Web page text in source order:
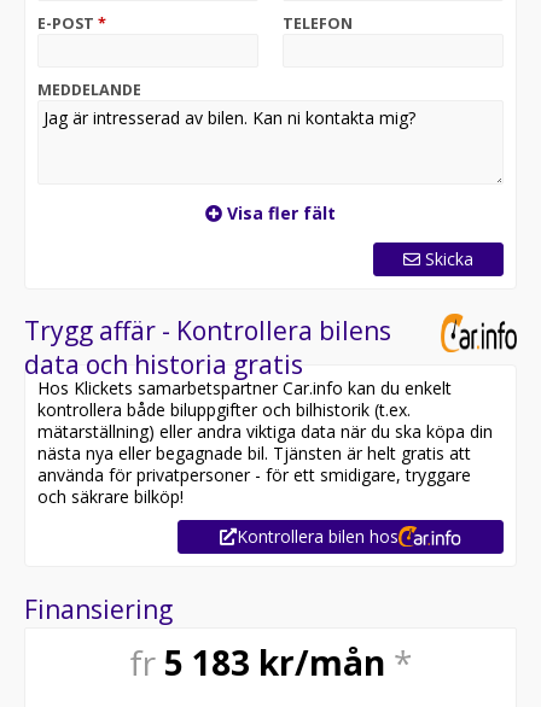
inbyte. Kontakta vår anläggning för mer information.
E-POST * TELEFON
MEDDELANDE
Visa fler fält
Skicka
Trygg affär - Kontrollera bilens
data och historia gratis
Hos Klickets samarbetspartner Car.info kan du enkelt
kontrollera både biluppgifter och bilhistorik (t.ex.
mätarställning) eller andra viktiga data när du ska köpa din
nästa nya eller begagnade bil. Tjänsten är helt gratis att
använda för privatpersoner - för ett smidigare, tryggare
och säkrare bilköp!
Kontrollera bilen hos
Finansiering
fr 5 183 kr/mån *